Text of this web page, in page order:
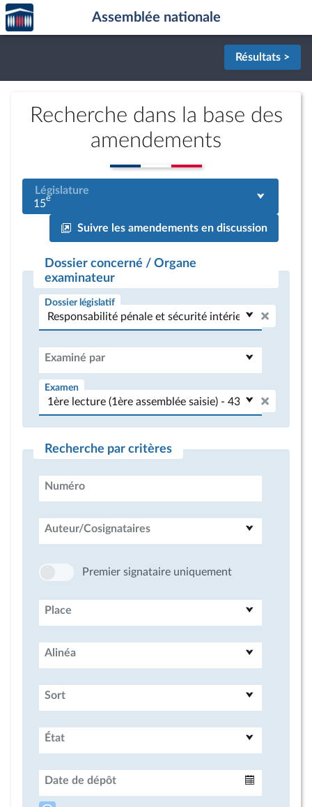
Aller au contenu
Aller en bas de la page
Accèder
à la
page
Assemblée nationale
Résultats >
Recherche dans la base des
amendements
Législature
15e
Suivre les amendements en discussion
Dossier concerné / Organe
examinateur
Dossier législatif
Examiné par
Examen
Recherche par critères
Numéro
Auteur/Cosignataires
Premier signataire uniquement
Place
Alinéa
Sort
État
Date de dépôt